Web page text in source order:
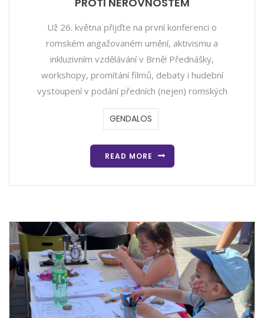
Už 26. května přijďte na první konferenci o
romském angažovaném umění, aktivismu a
inkluzivním vzdělávání v Brně! Přednášky,
workshopy, promítání filmů, debaty i hudební
vystoupení v podání předních (nejen) romských
GENDALOS
READ MORE